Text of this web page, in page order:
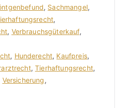
, Sachmangel,
,
, Verbrauchsgüterkauf,
, Hunderecht, Kaufpreis,
,Tierhaftungsrecht,
Versicherung,